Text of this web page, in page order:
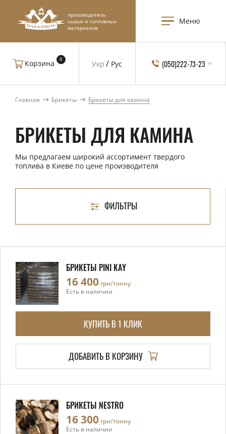
производитель
сырья и топливных
материалов
Меню
Укр Рус
Корзина 0 (050)222-73-23
Главная Брикеты Брикеты для камина
БРИКЕТЫ ДЛЯ КАМИНА
Мы предлагаем широкий ассортимент твердого
топлива в Киеве по цене производителя
ФИЛЬТРЫ
БРИКЕТЫ PINI KAY
16 400 грн/тонну
Есть в наличии
КУПИТЬ В 1 КЛИК
ДОБАВИТЬ В КОРЗИНУ
БРИКЕТЫ NESTRO
16 300 грн/тонну
Есть в наличии